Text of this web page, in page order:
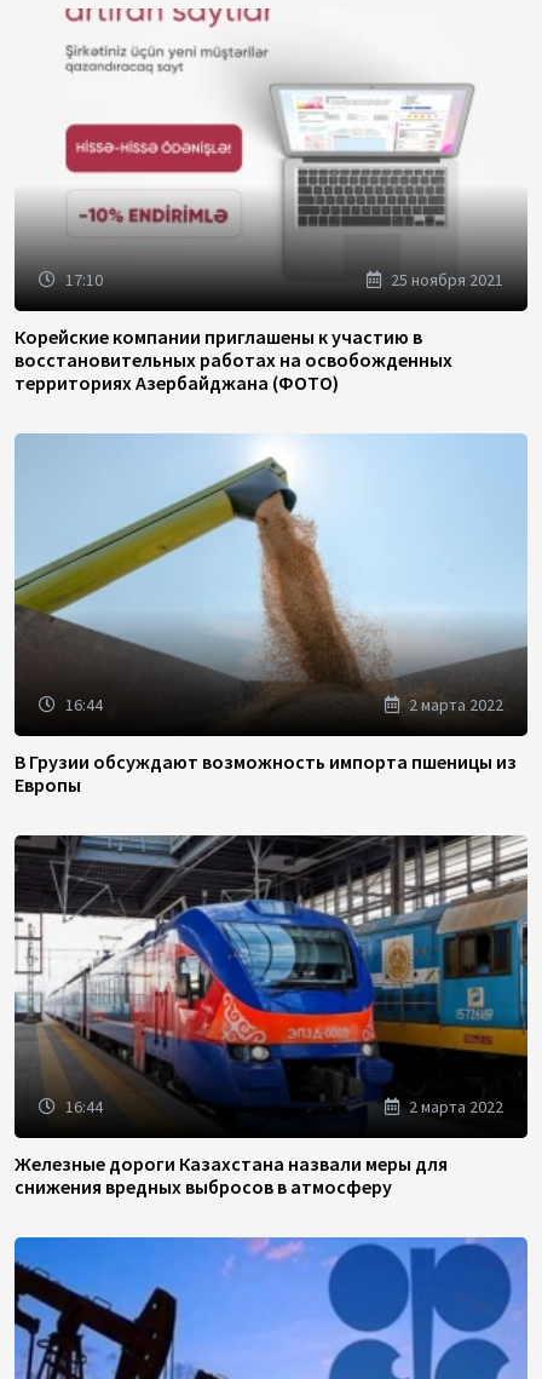
17:10 25 ноября 2021
Корейские компании приглашены к участию в
восстановительных работах на освобожденных
территориях Азербайджана (ФОТО)
16:44 2 марта 2022
В Грузии обсуждают возможность импорта пшеницы из
Европы
16:44 2 марта 2022
Железные дороги Казахстана назвали меры для
снижения вредных выбросов в атмосферу